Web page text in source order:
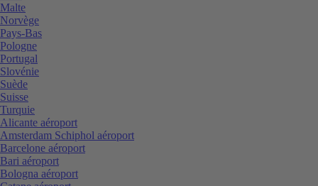
Malte
Norvège
Pays-Bas
Pologne
Portugal
Slovénie
Suède
Suisse
Turquie
Alicante aéroport
Amsterdam Schiphol aéroport
Barcelone aéroport
Bari aéroport
Bologna aéroport